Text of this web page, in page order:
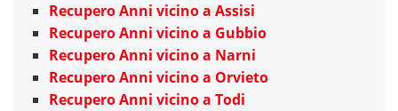
Recupero Anni vicino a Assisi
Recupero Anni vicino a Gubbio
Recupero Anni vicino a Narni
Recupero Anni vicino a Orvieto
Recupero Anni vicino a Todi